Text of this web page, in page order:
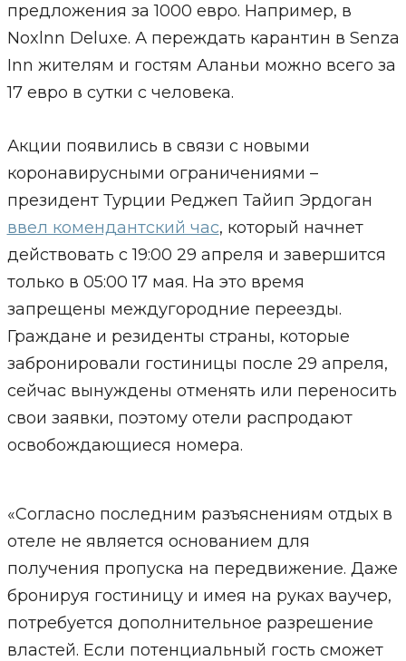
предложения за 1000 евро. Например, в
Noxlnn Deluxe. А переждать карантин в Senza
Inn жителям и гостям Аланьи можно всего за
17 евро в сутки с человека.
Акции появились в связи с новыми
коронавирусными ограничениями –
президент Турции Реджеп Тайип Эрдоган
ввел комендантский час, который начнет
действовать с 19:00 29 апреля и завершится
только в 05:00 17 мая. На это время
запрещены междугородние переезды.
Граждане и резиденты страны, которые
забронировали гостиницы после 29 апреля,
сейчас вынуждены отменять или переносить
свои заявки, поэтому отели распродают
освобождающиеся номера.
«Согласно последним разъяснениям отдых в
отеле не является основанием для
получения пропуска на передвижение. Даже
бронируя гостиницу и имея на руках ваучер,
потребуется дополнительное разрешение
властей. Если потенциальный гость сможет